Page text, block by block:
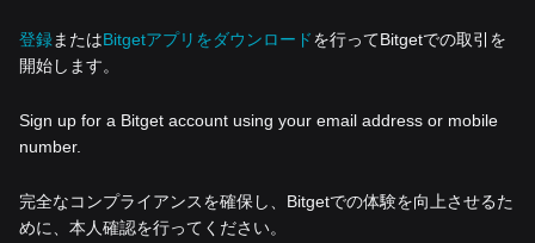
登録またはBitgetアプリをダウンロードを行ってBitgetでの取引を
開始します。
Sign up for a Bitget account using your email address or mobile
number.
完全なコンプライアンスを確保し、Bitgetでの体験を向上させるた
めに、本人確認を行ってください。